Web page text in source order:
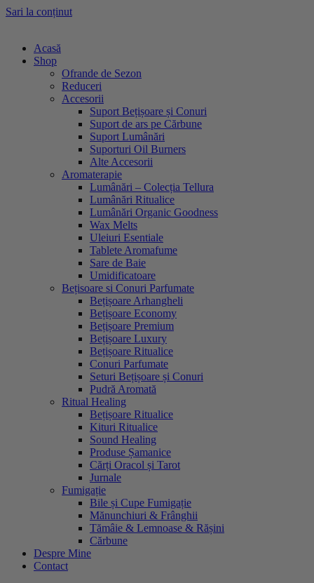
Sari la conținut
Acasă
Shop
Ofrande de Sezon
Reduceri
Accesorii
Suport Bețișoare și Conuri
Suport de ars pe Cărbune
Suport Lumânări
Suporturi Oil Burners
Alte Accesorii
Aromaterapie
Lumânări – Colecția Tellura
Lumânări Ritualice
Lumânări Organic Goodness
Wax Melts
Uleiuri Esentiale
Tablete Aromafume
Sare de Baie
Umidificatoare
Bețisoare si Conuri Parfumate
Bețișoare Arhangheli
Bețișoare Economy
Bețișoare Premium
Bețișoare Luxury
Bețișoare Ritualice
Conuri Parfumate
Seturi Bețișoare și Conuri
Pudră Aromată
Ritual Healing
Bețișoare Ritualice
Kituri Ritualice
Sound Healing
Produse Șamanice
Cărți Oracol și Tarot
Jurnale
Fumigație
Bile și Cupe Fumigație
Mănunchiuri & Frânghii
Tămâie & Lemnoase & Rășini
Cărbune
Despre Mine
Contact